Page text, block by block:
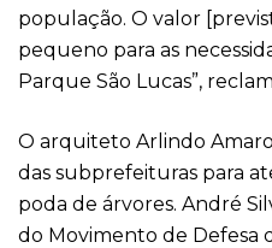
população. O valor
pequeno para as
Parque São Lucas”,
O arquiteto Arlindo
das subprefeituras para
poda de árvores. André
do Movimento de Defesa